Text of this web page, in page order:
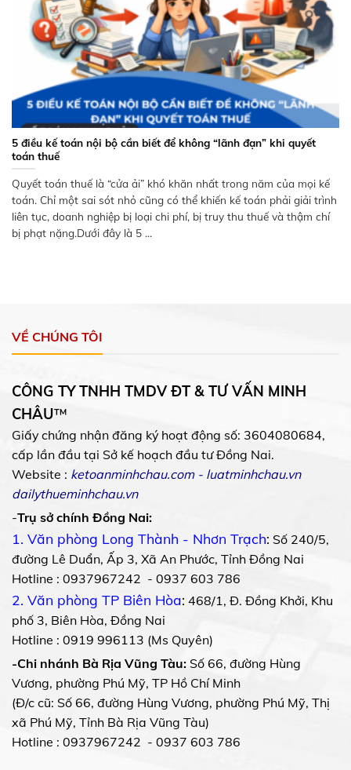
5 điều kế toán nội bộ cần biết để không “lãnh đạn” khi quyết
toán thuế
Quyết toán thuế là “cửa ải” khó khăn nhất trong năm của mọi kế
toán. Chỉ một sai sót nhỏ cũng có thể khiến kế toán phải giải trình
liên tục, doanh nghiệp bị loại chi phí, bị truy thu thuế và thậm chí
bị phạt nặng.Dưới đây là 5 ...
VỀ CHÚNG TÔI
CÔNG TY TNHH TMDV ĐT & TƯ VẤN MINH
CHÂU™
Giấy chứng nhận đăng ký hoạt động số: 3604080684,
cấp lần đầu tại Sở kế hoạch đầu tư Đồng Nai.
Website : ketoanminhchau.com- luatminhchau.vn
dailythueminhchau.vn
-Trụ sở chính Đồng Nai:
1. Văn phòng Long Thành - Nhơn Trạch: Số 240/5,
đường Lê Duẩn, Ấp 3, Xã An Phước, Tỉnh Đồng Nai
Hotline : 0937967242 - 0937 603 786
2. Văn phòng TP Biên Hòa: 468/1, Đ. Đồng Khởi, Khu
phố 3, Biên Hòa, Đồng Nai
Hotline : 0919 996113 (Ms Quyên)
-Chi nhánh Bà Rịa Vũng Tàu: Số 66, đường Hùng
Vương, phường Phú Mỹ, TP Hồ Chí Minh
(Đ/c cũ: Số 66, đường Hùng Vương, phường Phú Mỹ, Thị
xã Phú Mỹ, Tỉnh Bà Rịa Vũng Tàu)
Hotline : 0937967242 - 0937 603 786